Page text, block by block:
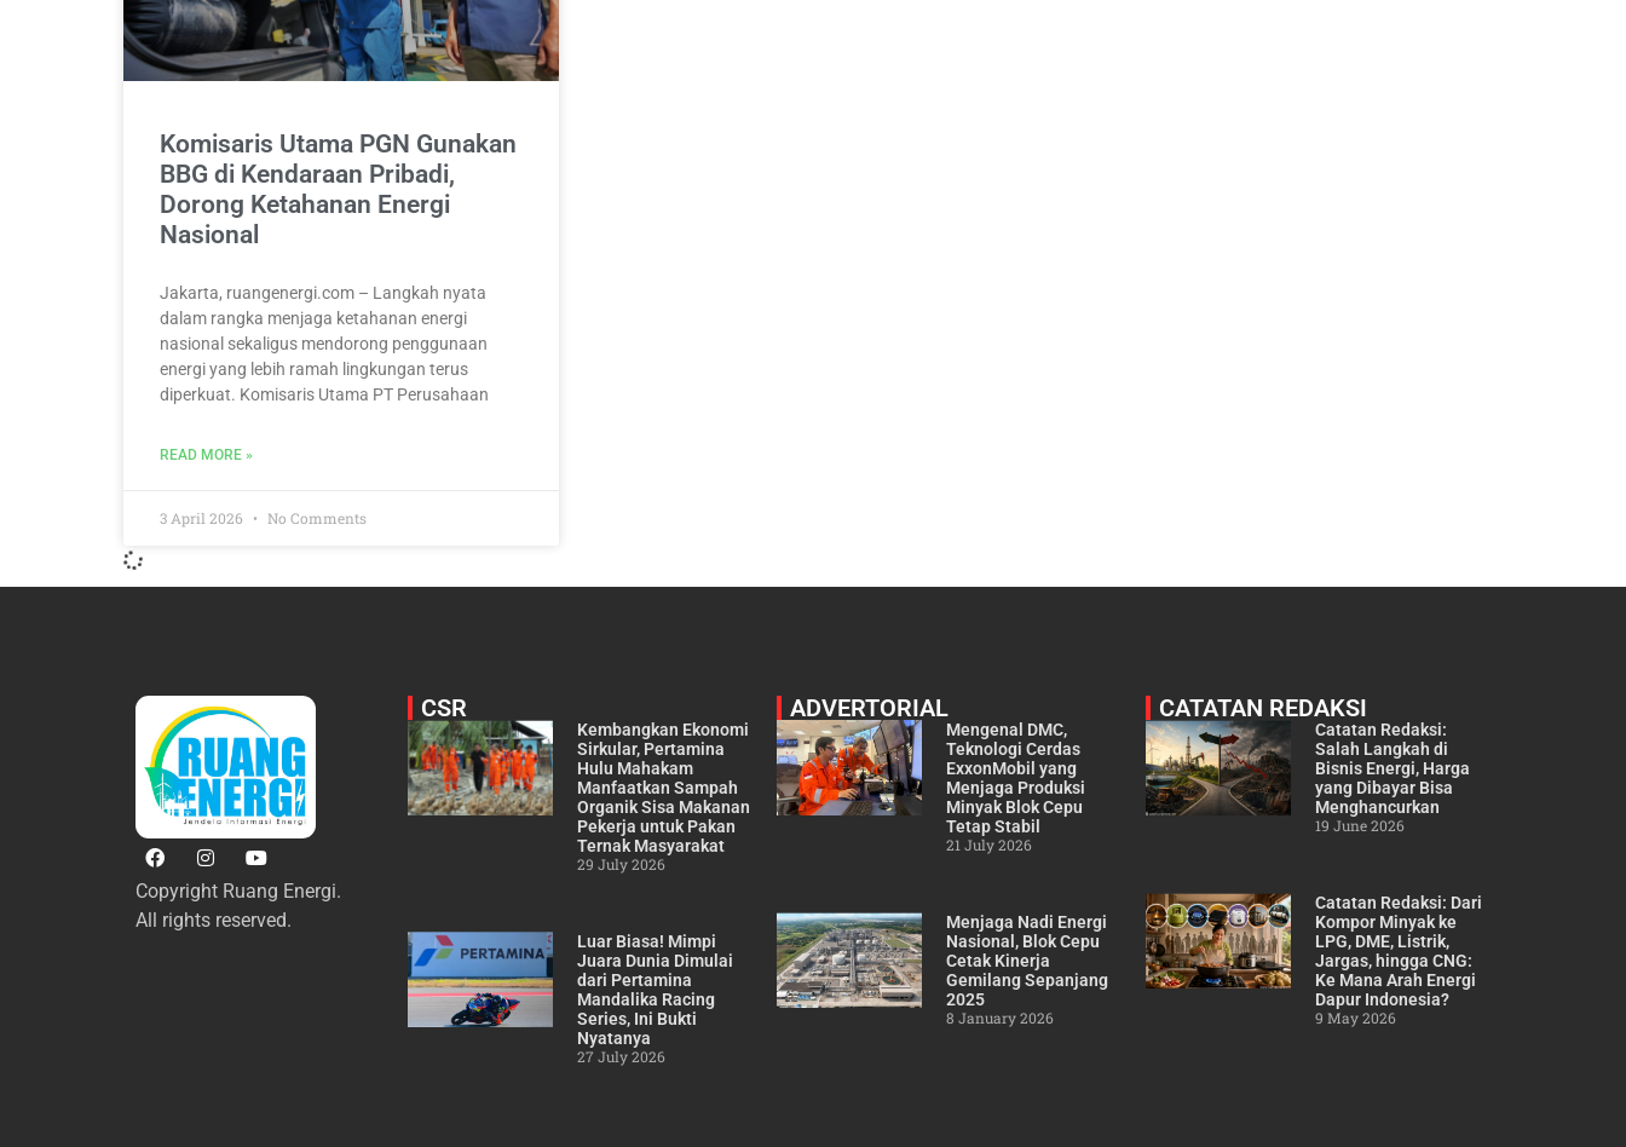
Komisaris Utama PGN Gunakan
BBG di Kendaraan Pribadi,
Dorong Ketahanan Energi
Nasional
Jakarta, ruangenergi.com – Langkah nyata
dalam rangka menjaga ketahanan energi
nasional sekaligus mendorong penggunaan
energi yang lebih ramah lingkungan terus
diperkuat. Komisaris Utama PT Perusahaan
READ MORE »
3 April 2026 No Comments
Copyright Ruang Energi.
All rights reserved.
CSR
Kembangkan Ekonomi
Sirkular, Pertamina
Hulu Mahakam
Manfaatkan Sampah
Organik Sisa Makanan
Pekerja untuk Pakan
Ternak Masyarakat
29 July 2026
Luar Biasa! Mimpi
Juara Dunia Dimulai
dari Pertamina
Mandalika Racing
Series, Ini Bukti
Nyatanya
27 July 2026
ADVERTORIAL
Mengenal DMC,
Teknologi Cerdas
ExxonMobil yang
Menjaga Produksi
Minyak Blok Cepu
Tetap Stabil
21 July 2026
Menjaga Nadi Energi
Nasional, Blok Cepu
Cetak Kinerja
Gemilang Sepanjang
2025
8 January 2026
CATATAN REDAKSI
Catatan Redaksi:
Salah Langkah di
Bisnis Energi, Harga
yang Dibayar Bisa
Menghancurkan
19 June 2026
Catatan Redaksi: Dari
Kompor Minyak ke
LPG, DME, Listrik,
Jargas, hingga CNG:
Ke Mana Arah Energi
Dapur Indonesia?
9 May 2026